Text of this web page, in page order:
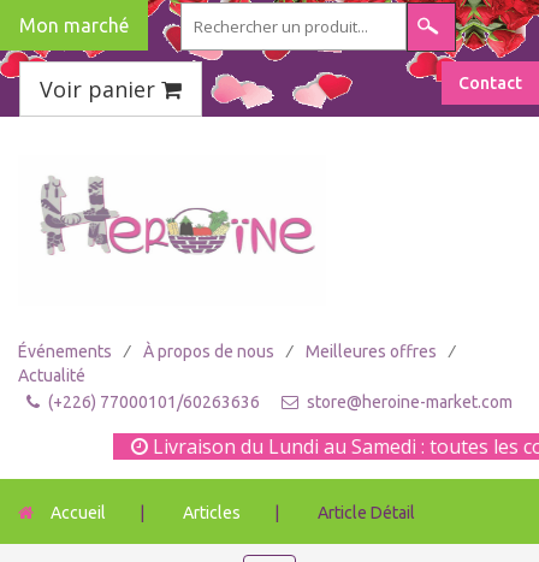
Mon marché
Voir panier Contact
Événements / À propos de nous / Meilleures offres /
Actualité
(+226) 77000101/60263636
store@heroine-market.com
Livraison du Lundi au Samedi : toutes les
Accueil Articles Article Détail